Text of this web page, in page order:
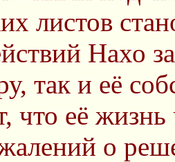
листов
Нахо
так и её
что её жизнь
о